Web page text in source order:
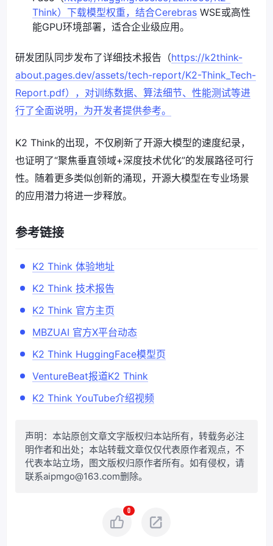
Think）下载模型权重，结合Cerebras WSE或高性
能GPU环境部署，适合企业级应用。
研发团队同步发布了详细技术报告（https://k2think-
about.pages.dev/assets/tech-report/K2-Think_Tech-
Report.pdf），对训练数据、算法细节、性能测试等进
行了全面说明，为开发者提供参考。
K2 Think的出现，不仅刷新了开源大模型的速度纪录，
也证明了“聚焦垂直领域+深度技术优化”的发展路径可行
性。随着更多类似创新的涌现，开源大模型在专业场景
的应用潜力将进一步释放。
参考链接
K2 Think 体验地址
K2 Think 技术报告
K2 Think 官方主页
MBZUAI 官方X平台动态
K2 Think HuggingFace模型页
VentureBeat报道K2 Think
K2 Think YouTube介绍视频
声明：本站原创文章文字版权归本站所有，转载务必注
明作者和出处；本站转载文章仅仅代表原作者观点，不
代表本站立场，图文版权归原作者所有。如有侵权，请
联系aipmgo@163.com删除。
0